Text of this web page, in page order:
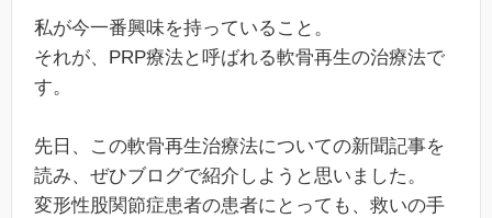
私が今一番興味を持っていること。
それが、PRP療法と呼ばれる軟骨再生の治療法で
す。
先日、この軟骨再生治療法についての新聞記事を
読み、ぜひブログで紹介しようと思いました。
変形性股関節症患者の患者にとっても、救いの手